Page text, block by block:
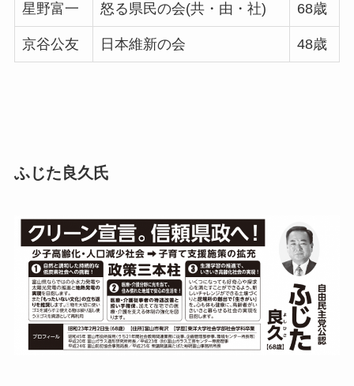
星野富一 怒る県民の会(共・由・社) 68歳
京谷公友 日本維新の会 48歳
ふじた良久氏